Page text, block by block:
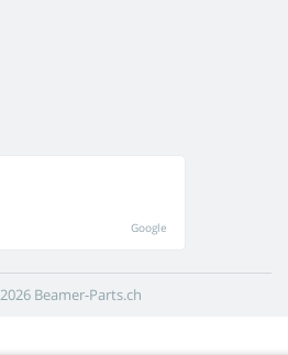
Google
Beamer-Parts.ch